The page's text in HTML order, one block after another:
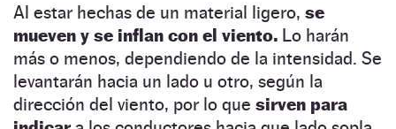
Al estar hechas de un material ligero, se
mueven y se inflan con el viento. Lo harán
más o menos, dependiendo de la intensidad. Se
levantarán hacia un lado u otro, según la
dirección del viento, por lo que sirven para